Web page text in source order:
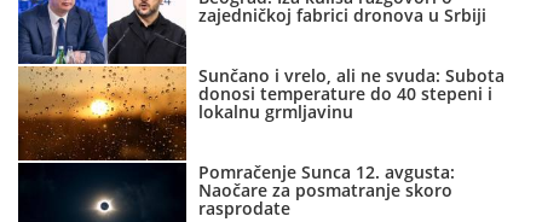
zajedničkoj fabrici dronova u Srbiji
Sunčano i vrelo, ali ne svuda: Subota
donosi temperature do 40 stepeni i
lokalnu grmljavinu
Pomračenje Sunca 12. avgusta:
Naočare za posmatranje skoro
rasprodate